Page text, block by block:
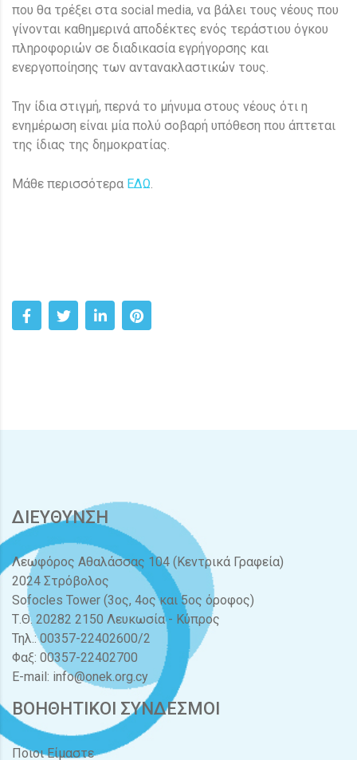
που θα τρέξει στα social media, να βάλει τους νέους που
γίνονται καθημερινά αποδέκτες ενός τεράστιου όγκου
πληροφοριών σε διαδικασία εγρήγορσης και
ενεργοποίησης των αντανακλαστικών τους.
Την ίδια στιγμή, περνά το μήνυμα στους νέους ότι η
ενημέρωση είναι μία πολύ σοβαρή υπόθεση που άπτεται
της ίδιας της δημοκρατίας.
Μάθε περισσότερα ΕΔΩ.
ΔΙΕΥΘΥΝΣΗ
Λεωφόρος Αθαλάσσας 104 (Κεντρικά Γραφεία)
2024 Στρόβολος
Sofocles Tower (3ος, 4ος και 5ος όροφος)
Τ.Θ. 20282 2150 Λευκωσία - Κύπρος
Τηλ.: 00357-22402600/2
Φαξ: 00357-22402700
E-mail: info@onek.org.cy
ΒΟΗΘΗΤΙΚΟΙ ΣΥΝΔΕΣΜΟΙ
Ποιοι Είμαστε